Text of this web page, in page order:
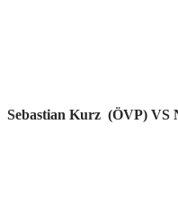
Sebastian Kurz (ÖVP) VS